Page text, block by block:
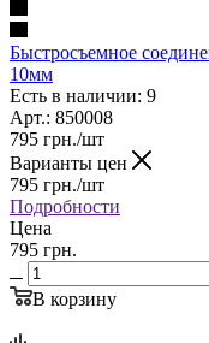
Быстросъемное
10мм
Есть в наличии: 9
Арт.: 850008
795 грн./шт
Варианты цен
795 грн./шт
Подробности
Цена
795 грн.
В корзину